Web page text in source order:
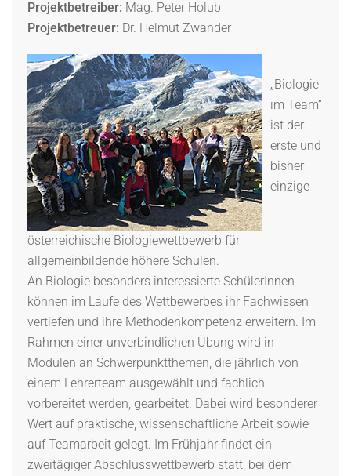
Projektbetreiber: Mag. Peter Holub
Projektbetreuer: Dr. Helmut Zwander
„Biologie
im Team“
ist der
erste und
bisher
einzige
österreichische Biologiewettbewerb für
allgemeinbildende höhere Schulen.
An Biologie besonders interessierte SchülerInnen
können im Laufe des Wettbewerbes ihr Fachwissen
vertiefen und ihre Methodenkompetenz erweitern. Im
Rahmen einer unverbindlichen Übung wird in
Modulen an Schwerpunktthemen, die jährlich von
einem Lehrerteam ausgewählt und fachlich
vorbereitet werden, gearbeitet. Dabei wird besonderer
Wert auf praktische, wissenschaftliche Arbeit sowie
auf Teamarbeit gelegt. Im Frühjahr findet ein
zweitägiger Abschlusswettbewerb statt, bei dem